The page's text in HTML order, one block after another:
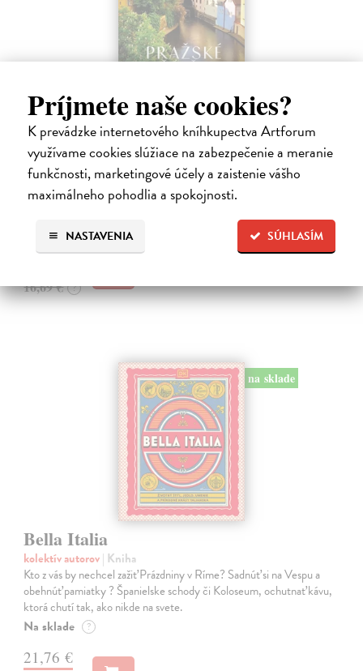
Príjmete naše cookies?
K prevádzke internetového kníhkupectva Artforum
využívame cookies slúžiace na zabezpečenie a meranie
funkčnosti, marketingové účely a zaistenie vášho
maximálneho pohodlia a spokojnosti.
SÚHLASÍM
NASTAVENIA
Pražské příběhy
Hášová Klára, Černý David (ed.)
| Kniha
Víte, kde byste na Pražském hradě našli Jezdecké schodiště, které
umožňovalo koním vstup do velkého sálu na rytířské turnaje? Víte,
kde žije, naparuje se a roztahuje svá nádherná pera nejkrásnější
Zasielame do 10 dní
16,19 €
16,69 € ?
na sklade
Bella Italia
kolektív autorov| Kniha
Kto z vás by nechcel zažiť Prázdniny v Ríme? Sadnúť si na Vespu a
obehnúť pamiatky ? Španielske schody či Koloseum, ochutnať kávu,
ktorá chutí tak, ako nikde na svete.
Na sklade ?
21,76 €